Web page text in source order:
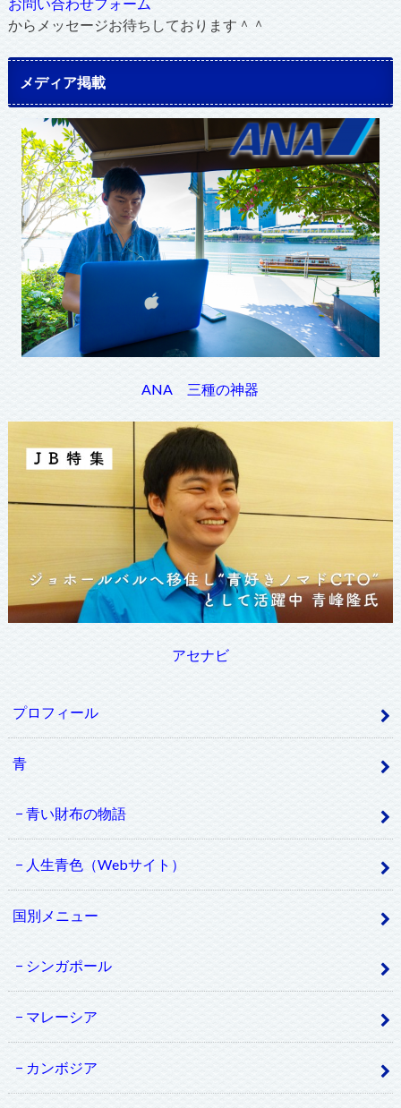
からメッセージお待ちしております＾＾
メディア掲載
ANA 三種の神器
アセナビ
プロフィール
青
青い財布の物語
人生青色（Webサイト）
国別メニュー
シンガポール
マレーシア
カンボジア